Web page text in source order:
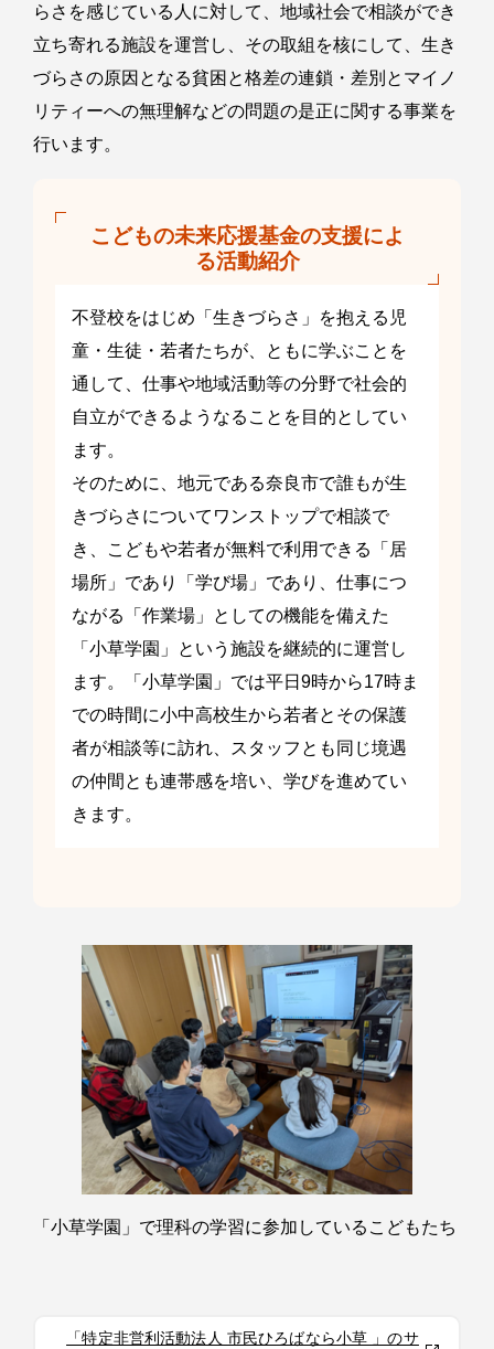
らさを感じている人に対して、地域社会で相談ができ
立ち寄れる施設を運営し、その取組を核にして、生き
づらさの原因となる貧困と格差の連鎖・差別とマイノ
リティーへの無理解などの問題の是正に関する事業を
行います。
こどもの未来応援基金の支援によ
る活動紹介
不登校をはじめ「生きづらさ」を抱える児
童・生徒・若者たちが、ともに学ぶことを
通して、仕事や地域活動等の分野で社会的
自立ができるようなることを目的としてい
ます。
そのために、地元である奈良市で誰もが生
きづらさについてワンストップで相談で
き、こどもや若者が無料で利用できる「居
場所」であり「学び場」であり、仕事につ
ながる「作業場」としての機能を備えた
「小草学園」という施設を継続的に運営し
ます。「小草学園」では平日9時から17時ま
での時間に小中高校生から若者とその保護
者が相談等に訪れ、スタッフとも同じ境遇
の仲間とも連帯感を培い、学びを進めてい
きます。
「小草学園」で理科の学習に参加しているこどもたち
「特定非営利活動法人 市民ひろばなら小草 」のサ